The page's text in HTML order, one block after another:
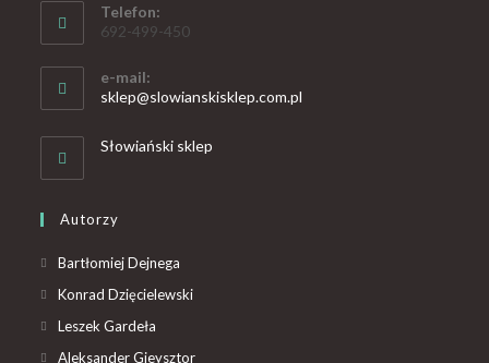
Telefon:
692-499-450
e-mail:
sklep@slowianskisklep.com.pl
Słowiański sklep
Autorzy
Bartłomiej Dejnega
Konrad Dzięcielewski
Leszek Gardeła
Aleksander Gieysztor